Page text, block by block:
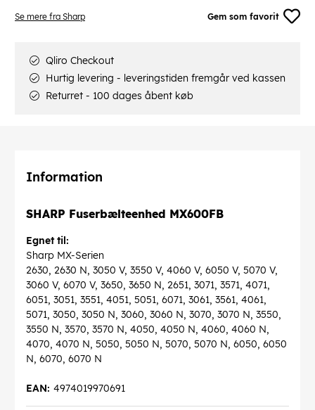
Se mere fra Sharp Gem som favorit
Qliro Checkout
Hurtig levering - leveringstiden fremgår ved kassen
Returret - 100 dages åbent køb
Information
SHARP Fuserbælteenhed MX600FB
Egnet til:
Sharp MX-Serien
2630, 2630 N, 3050 V, 3550 V, 4060 V, 6050 V, 5070 V,
3060 V, 6070 V, 3650, 3650 N, 2651, 3071, 3571, 4071,
6051, 3051, 3551, 4051, 5051, 6071, 3061, 3561, 4061,
5071, 3050, 3050 N, 3060, 3060 N, 3070, 3070 N, 3550,
3550 N, 3570, 3570 N, 4050, 4050 N, 4060, 4060 N,
4070, 4070 N, 5050, 5050 N, 5070, 5070 N, 6050, 6050
N, 6070, 6070 N
4974019970691
EAN: